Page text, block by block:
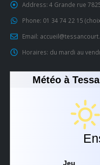
Address: 4 Grande rue
Phone: 01 34 74 22 15
Email:
Horaires: du mardi au
Météo à
Jeu